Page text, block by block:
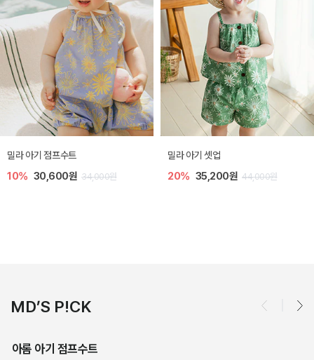
토닉 아기 민소매 티셔츠
20% 11,200원 14,000원
베티 니트 아기 민소매 티셔츠
10% 24,300원 27,000원
MD’S P!CK
아롬 아기 점프수트